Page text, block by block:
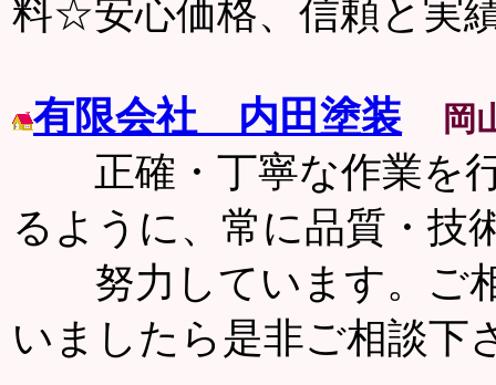
料☆安心価格、信頼と実
有限会社 内田塗装 岡
正確・丁寧な作業を行
るように、常に品質・技
努力しています。ご相
いましたら是非ご相談下